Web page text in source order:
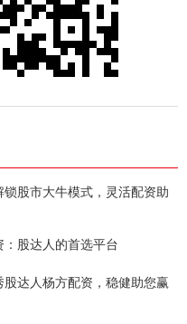
股市大牛模式，灵活配资助
股达人的首选平台
达人杨方配资，稳健助您赢